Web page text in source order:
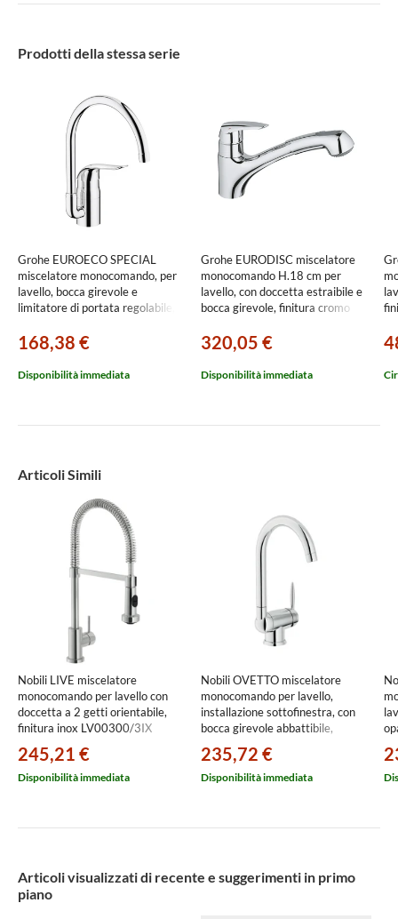
Prodotti della stessa serie
Grohe EUROECO SPECIAL
miscelatore monocomando, per
lavello, bocca girevole e
limitatore di portata regolabile,
168,38 €
Disponibilità immediata
Grohe EURODISC miscelatore
monocomando H.18 cm per
lavello, con doccetta estraibile e
bocca girevole, finitura cromo
320,05 €
Disponibilità immediata
Articoli Simili
Nobili LIVE miscelatore
monocomando per lavello con
doccetta a 2 getti orientabile,
finitura inox LV00300/3IX
245,21 €
Disponibilità immediata
Nobili OVETTO miscelatore
monocomando per lavello,
installazione sottofinestra, con
bocca girevole abbattibile,
finitura cromo NU12513/4CR
235,72 €
Disponibilità immediata
Articoli visualizzati di recente e suggerimenti in primo
piano